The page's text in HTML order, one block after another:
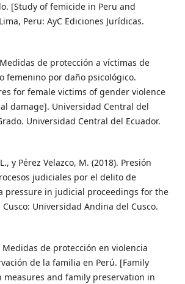
[Study of femicide in Peru and
Peru: AyC Ediciones Jurídicas.
Medidas de protección a víctimas de
femenino por daño psicológico.
for female victims of gender violence
damage]. Universidad Central del
Universidad Central del Ecuador.
y Pérez Velazco, M. (2018). Presión
judiciales por el delito de
pressure in judicial proceedings for the
Universidad Andina del Cusco.
Medidas de protección en violencia
de la familia en Perú. [Family
measures and family preservation in